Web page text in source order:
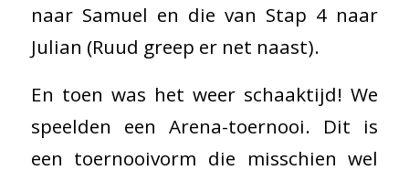
naar Samuel en die van Stap 4 naar
Julian (Ruud greep er net naast).
En toen was het weer schaaktijd! We
speelden een Arena-toernooi. Dit is
een toernooivorm die misschien wel